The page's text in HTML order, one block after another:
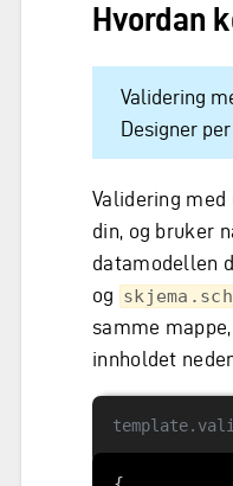
Hvordan
Validering
Designer per
Validering
din, og bruker
datamodellen
og
samme
innholdet